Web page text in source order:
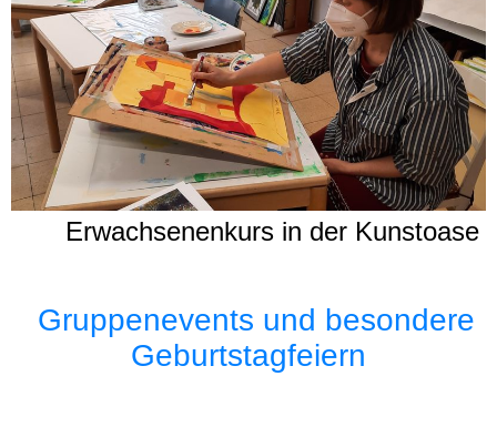
Erwachsenenkurs in der Kunstoase
Gruppenevents und besondere
Geburtstagfeiern